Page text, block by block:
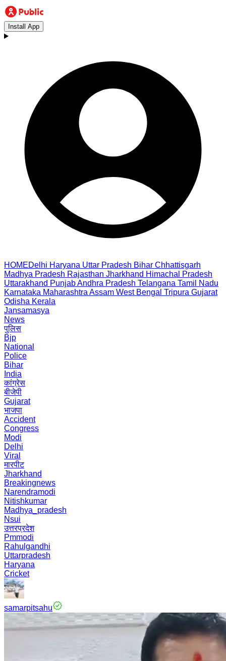
Install App
HOMEDelhi Haryana Uttar Pradesh Bihar Chhattisgarh
Madhya Pradesh Rajasthan Jharkhand Himachal Pradesh
Uttarakhand PunjabAndhra Pradesh Telangana Tamil Nadu
Karnataka Maharashtra Assam West Bengal Tripura Gujarat
Odisha Kerala
Jansamasya
News
पुलिस
Bjp
National
Police
Bihar
India
कांग्रेस
बीजेपी
Gujarat
भाजपा
Accident
Congress
Modi
Delhi
Viral
मारपीट
Jharkhand
Breakingnews
Narendramodi
Nitishkumar
Madhya_pradesh
Nsui
उत्तरप्रदेश
Pmmodi
Rahulgandhi
Uttarpradesh
Haryana
Cricket
samarpitsahu